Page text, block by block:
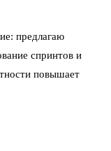
предлагаю
спринтов и
повышает